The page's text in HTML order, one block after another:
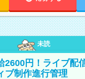
未読
2600円！ライブ配
ブ制作進行管理